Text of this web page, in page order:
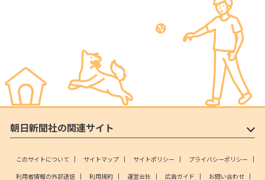
朝日新聞社の関連サイト
このサイトについて サイトマップ サイトポリシー
プライバシーポリシー
利用者情報の外部送信
利用規約 運営会社 広告ガイド お問い合わせ